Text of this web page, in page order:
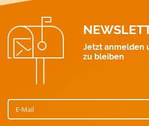
Jetzt anmelden
zu bleiben
E-Mail